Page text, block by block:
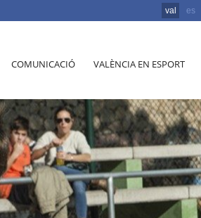
val es
COMUNICACIÓ VALÈNCIA EN ESPORT